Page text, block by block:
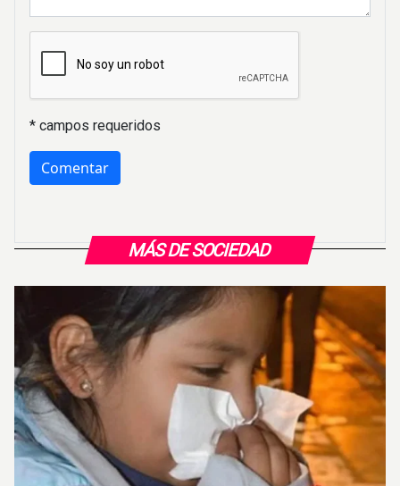
MÁS DE SOCIEDAD
* campos requeridos